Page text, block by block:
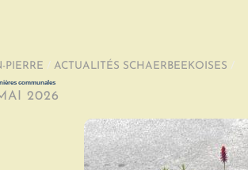
PIERRE / ACTUALITÉS SCHAERBEEKOISES /
communales
2026